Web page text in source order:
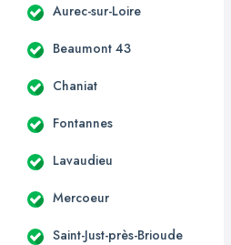
Aurec-sur-Loire
Beaumont 43
Chaniat
Fontannes
Lavaudieu
Mercoeur
Saint-Just-près-Brioude